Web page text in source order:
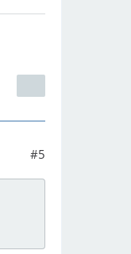
#5